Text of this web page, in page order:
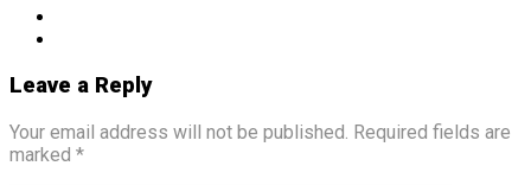
Leave a Reply
Your email address will not be published. Required fields are
marked *